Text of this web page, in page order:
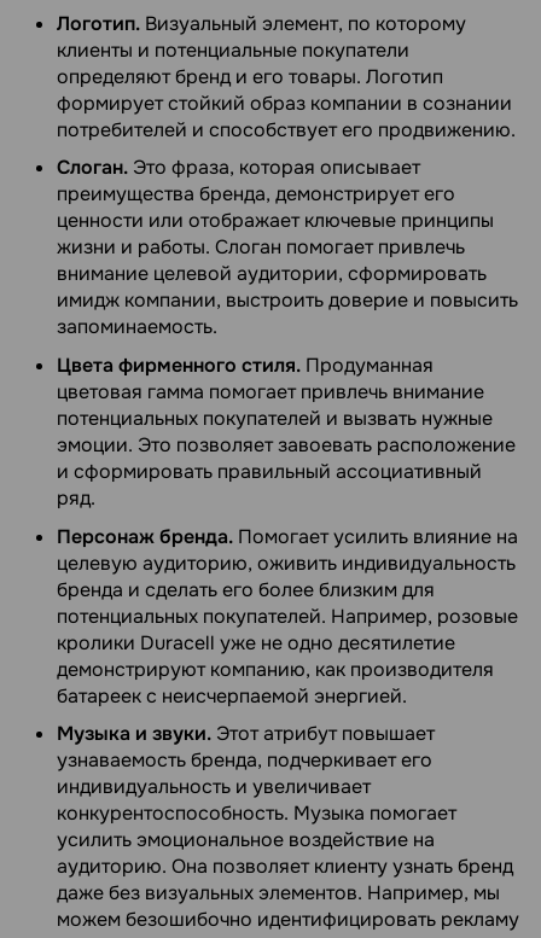
Логотип. Визуальный элемент, по которому
клиенты и потенциальные покупатели
определяют бренд и его товары. Логотип
формирует стойкий образ компании в сознании
потребителей и способствует его продвижению.
Слоган. Это фраза, которая описывает
преимущества бренда, демонстрирует его
ценности или отображает ключевые принципы
жизни и работы. Слоган помогает привлечь
внимание целевой аудитории, сформировать
имидж компании, выстроить доверие и повысить
запоминаемость.
Цвета фирменного стиля. Продуманная
цветовая гамма помогает привлечь внимание
потенциальных покупателей и вызвать нужные
эмоции. Это позволяет завоевать расположение
и сформировать правильный ассоциативный
ряд.
Персонаж бренда. Помогает усилить влияние на
целевую аудиторию, оживить индивидуальность
бренда и сделать его более близким для
потенциальных покупателей. Например, розовые
кролики Duracell уже не одно десятилетие
демонстрируют компанию, как производителя
батареек с неисчерпаемой энергией.
Музыка и звуки. Этот атрибут повышает
узнаваемость бренда, подчеркивает его
индивидуальность и увеличивает
конкурентоспособность. Музыка помогает
усилить эмоциональное воздействие на
аудиторию. Она позволяет клиенту узнать бренд
даже без визуальных элементов. Например, мы
можем безошибочно идентифицировать рекламу